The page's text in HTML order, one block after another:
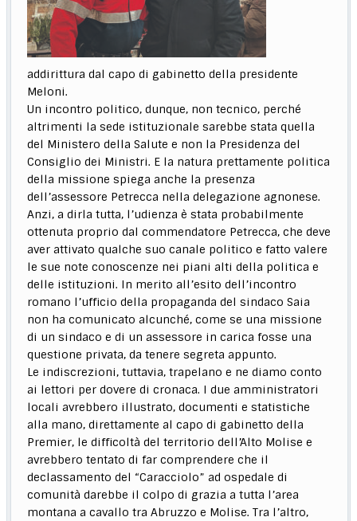
addirittura dal capo di gabinetto della presidente
Meloni.
Un incontro politico, dunque, non tecnico, perché
altrimenti la sede istituzionale sarebbe stata quella
del Ministero della Salute e non la Presidenza del
Consiglio dei Ministri. E la natura prettamente politica
della missione spiega anche la presenza
dell’assessore Petrecca nella delegazione agnonese.
Anzi, a dirla tutta, l’udienza è stata probabilmente
ottenuta proprio dal commendatore Petrecca, che deve
aver attivato qualche suo canale politico e fatto valere
le sue note conoscenze nei piani alti della politica e
delle istituzioni. In merito all’esito dell’incontro
romano l’ufficio della propaganda del sindaco Saia
non ha comunicato alcunché, come se una missione
di un sindaco e di un assessore in carica fosse una
questione privata, da tenere segreta appunto.
Le indiscrezioni, tuttavia, trapelano e ne diamo conto
ai lettori per dovere di cronaca. I due amministratori
locali avrebbero illustrato, documenti e statistiche
alla mano, direttamente al capo di gabinetto della
Premier, le difficoltà del territorio dell’Alto Molise e
avrebbero tentato di far comprendere che il
declassamento del “Caracciolo” ad ospedale di
comunità darebbe il colpo di grazia a tutta l’area
montana a cavallo tra Abruzzo e Molise. Tra l’altro,